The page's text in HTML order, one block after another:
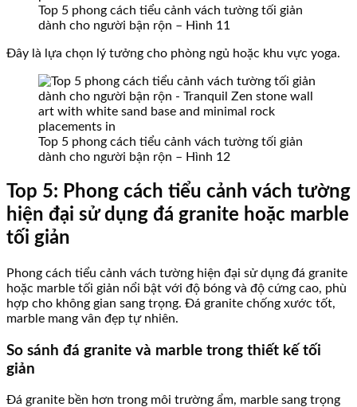
Top 5 phong cách tiểu cảnh vách tường tối giản
dành cho người bận rộn – Hình 11
Đây là lựa chọn lý tưởng cho phòng ngủ hoặc khu vực yoga.
Top 5 phong cách tiểu cảnh vách tường tối giản
dành cho người bận rộn – Hình 12
Top 5: Phong cách tiểu cảnh vách tường
hiện đại sử dụng đá granite hoặc marble
tối giản
Phong cách tiểu cảnh vách tường hiện đại sử dụng đá granite
hoặc marble tối giản nổi bật với độ bóng và độ cứng cao, phù
hợp cho không gian sang trọng. Đá granite chống xước tốt,
marble mang vân đẹp tự nhiên.
So sánh đá granite và marble trong thiết kế tối
giản
Đá granite bền hơn trong môi trường ẩm, marble sang trọng